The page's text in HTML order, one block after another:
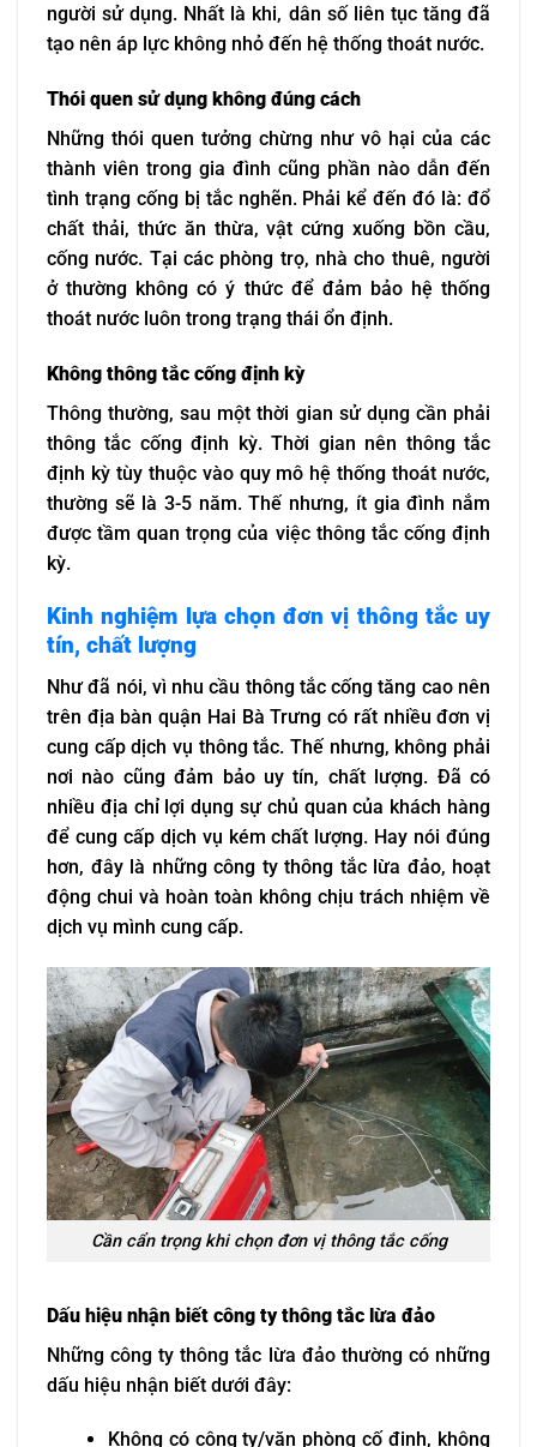
người sử dụng. Nhất là khi, dân số liên tục tăng đã
tạo nên áp lực không nhỏ đến hệ thống thoát nước.
Thói quen sử dụng không đúng cách
Những thói quen tưởng chừng như vô hại của các
thành viên trong gia đình cũng phần nào dẫn đến
tình trạng cống bị tắc nghẽn. Phải kể đến đó là: đổ
chất thải, thức ăn thừa, vật cứng xuống bồn cầu,
cống nước. Tại các phòng trọ, nhà cho thuê, người
ở thường không có ý thức để đảm bảo hệ thống
thoát nước luôn trong trạng thái ổn định.
Không thông tắc cống định kỳ
Thông thường, sau một thời gian sử dụng cần phải
thông tắc cống định kỳ. Thời gian nên thông tắc
định kỳ tùy thuộc vào quy mô hệ thống thoát nước,
thường sẽ là 3-5 năm. Thế nhưng, ít gia đình nắm
được tầm quan trọng của việc thông tắc cống định
kỳ.
Kinh nghiệm lựa chọn đơn vị thông tắc uy
tín, chất lượng
Như đã nói, vì nhu cầu thông tắc cống tăng cao nên
trên địa bàn quận Hai Bà Trưng có rất nhiều đơn vị
cung cấp dịch vụ thông tắc. Thế nhưng, không phải
nơi nào cũng đảm bảo uy tín, chất lượng. Đã có
nhiều địa chỉ lợi dụng sự chủ quan của khách hàng
để cung cấp dịch vụ kém chất lượng. Hay nói đúng
hơn, đây là những công ty thông tắc lừa đảo, hoạt
động chui và hoàn toàn không chịu trách nhiệm về
dịch vụ mình cung cấp.
Cần cẩn trọng khi chọn đơn vị thông tắc cống
Dấu hiệu nhận biết công ty thông tắc lừa đảo
Những công ty thông tắc lừa đảo thường có những
dấu hiệu nhận biết dưới đây:
Không có công ty/văn phòng cố định, không